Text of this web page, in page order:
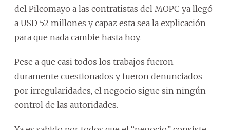
del Pilcomayo a las contratistas del MOPC ya llegó
a USD 52 millones y capaz esta sea la explicación
para que nada cambie hasta hoy.
Pese a que casi todos los trabajos fueron
duramente cuestionados y fueron denunciados
por irregularidades, el negocio sigue sin ningún
control de las autoridades.